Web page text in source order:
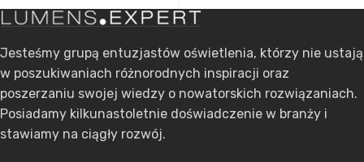
Jesteśmy grupą entuzjastów oświetlenia, którzy nie ustają
w poszukiwaniach różnorodnych inspiracji oraz
poszerzaniu swojej wiedzy o nowatorskich rozwiązaniach.
Posiadamy kilkunastoletnie doświadczenie w branży i
stawiamy na ciągły rozwój.